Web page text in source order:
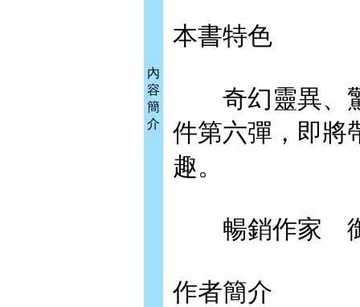
內
容
簡
介
本書特色
奇幻靈異、驚
件第六彈，即將
趣。
暢銷作家 御
作者簡介